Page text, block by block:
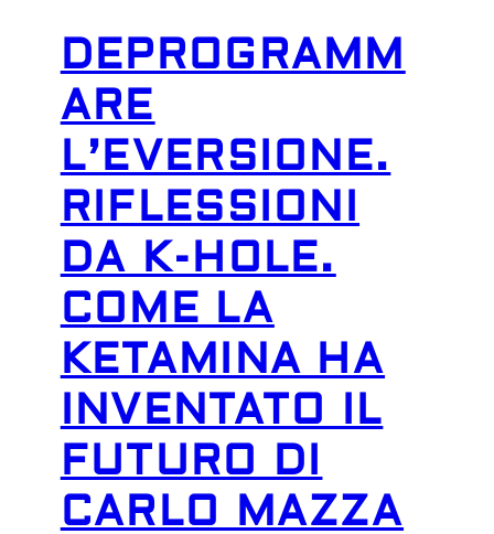
DEPROGRAMM
ARE
L’EVERSIONE.
RIFLESSIONI
DA K-HOLE.
COME LA
KETAMINA HA
INVENTATO IL
FUTURO DI
CARLO MAZZA